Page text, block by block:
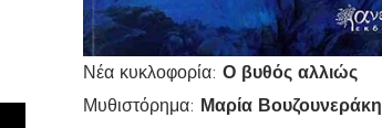
Νέα κυκλοφορία:Ο βυθός αλλιώς
Μυθιστόρημα: Μαρία Βουζουνεράκη